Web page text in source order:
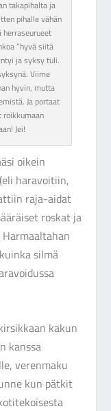
takapihalta ja
pihalle vähän
”hyvä siitä
ja syksy tuli.
Viime
hyvin, mutta
Ja portaat
roikkumaan
Jei!
oikein
haravoitiin,
raja-aidat
roskat ja
silmä
kakun
kanssa
verenmaku
kun pätkit